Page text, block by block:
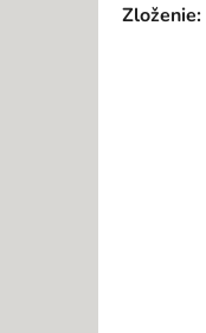
Zloženie: